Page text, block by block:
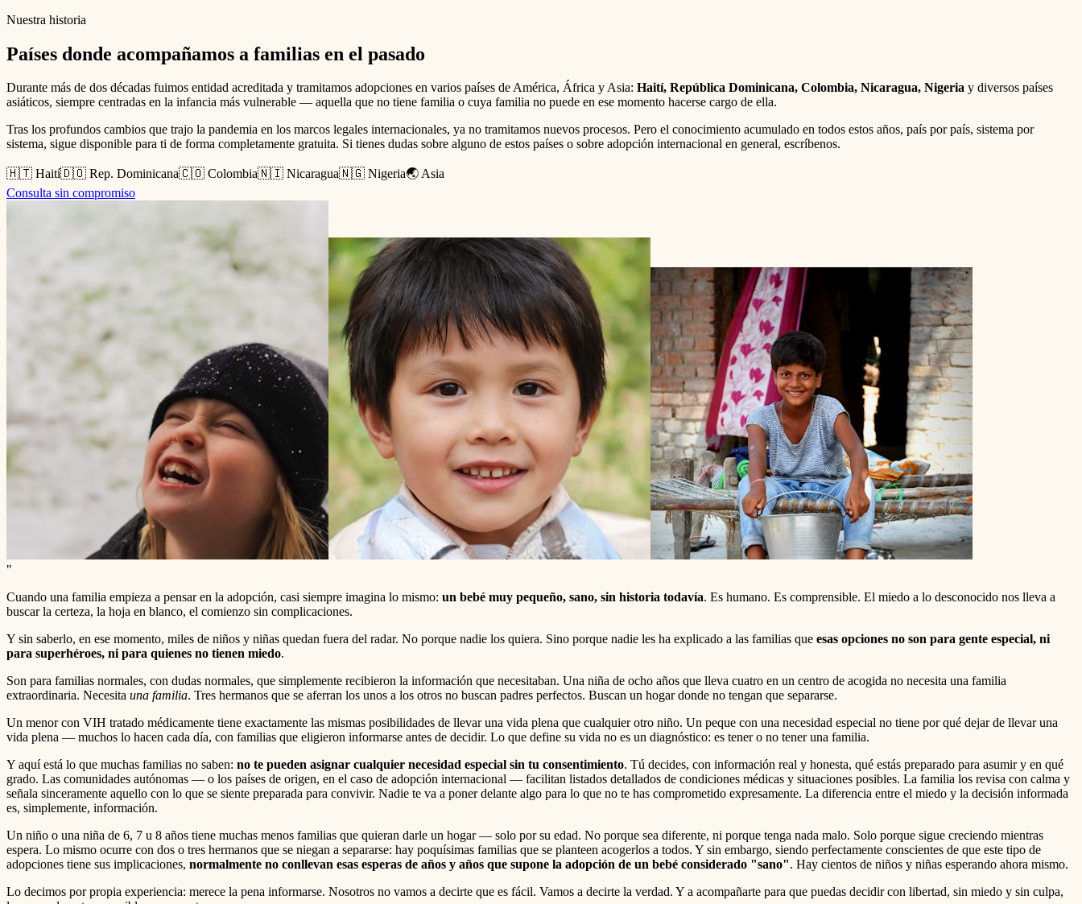
Nuestra historia
Países donde acompañamos a familias en el pasado
Durante más de dos décadas fuimos entidad acreditada y tramitamos adopciones en varios países de América, África y Asia: Haití, República Dominicana, Colombia, Nicaragua, Nigeria y diversos países
asiáticos, siempre centradas en la infancia más vulnerable — aquella que no tiene familia o cuya familia no puede en ese momento hacerse cargo de ella.
Tras los profundos cambios que trajo la pandemia en los marcos legales internacionales, ya no tramitamos nuevos procesos. Pero el conocimiento acumulado en todos estos años, país por país, sistema por
sistema, sigue disponible para ti de forma completamente gratuita. Si tienes dudas sobre alguno de estos países o sobre adopción internacional en general, escríbenos.
🇭🇹 Haití🇩🇴 Rep. Dominicana🇨🇴 Colombia🇳🇮 Nicaragua🇳🇬 Nigeria🌏 Asia
Consulta sin compromiso
"
Cuando una familia empieza a pensar en la adopción, casi siempre imagina lo mismo: un bebé muy pequeño, sano, sin historia todavía. Es humano. Es comprensible. El miedo a lo desconocido nos lleva a
buscar la certeza, la hoja en blanco, el comienzo sin complicaciones.
Y sin saberlo, en ese momento, miles de niños y niñas quedan fuera del radar. No porque nadie los quiera. Sino porque nadie les ha explicado a las familias que esas opciones no son para gente especial, ni
para superhéroes, ni para quienes no tienen miedo.
Son para familias normales, con dudas normales, que simplemente recibieron la información que necesitaban. Una niña de ocho años que lleva cuatro en un centro de acogida no necesita una familia
extraordinaria. Necesita una familia. Tres hermanos que se aferran los unos a los otros no buscan padres perfectos. Buscan un hogar donde no tengan que separarse.
Un menor con VIH tratado médicamente tiene exactamente las mismas posibilidades de llevar una vida plena que cualquier otro niño. Un peque con una necesidad especial no tiene por qué dejar de llevar una
vida plena — muchos lo hacen cada día, con familias que eligieron informarse antes de decidir. Lo que define su vida no es un diagnóstico: es tener o no tener una familia.
Y aquí está lo que muchas familias no saben: no te pueden asignar cualquier necesidad especial sin tu consentimiento. Tú decides, con información real y honesta, qué estás preparado para asumir y en qué
grado. Las comunidades autónomas — o los países de origen, en el caso de adopción internacional — facilitan listados detallados de condiciones médicas y situaciones posibles. La familia los revisa con calma y
señala sinceramente aquello con lo que se siente preparada para convivir. Nadie te va a poner delante algo para lo que no te has comprometido expresamente. La diferencia entre el miedo y la decisión informada
es, simplemente, información.
Un niño o una niña de 6, 7 u 8 años tiene muchas menos familias que quieran darle un hogar — solo por su edad. No porque sea diferente, ni porque tenga nada malo. Solo porque sigue creciendo mientras
espera. Lo mismo ocurre con dos o tres hermanos que se niegan a separarse: hay poquísimas familias que se planteen acogerlos a todos. Y sin embargo, siendo perfectamente conscientes de que este tipo de
adopciones tiene sus implicaciones, normalmente no conllevan esas esperas de años y años que supone la adopción de un bebé considerado "sano". Hay cientos de niños y niñas esperando ahora mismo.
Lo decimos por propia experiencia: merece la pena informarse. Nosotros no vamos a decirte que es fácil. Vamos a decirte la verdad. Y a acompañarte para que puedas decidir con libertad, sin miedo y sin culpa,